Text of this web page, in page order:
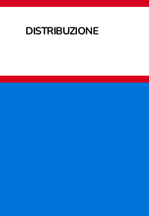
DISTRIBUZIONE